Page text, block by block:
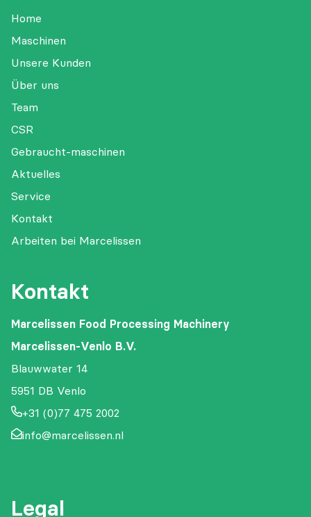
Home
Maschinen
Unsere Kunden
Über uns
Team
CSR
Gebraucht-maschinen
Aktuelles
Service
Kontakt
Arbeiten bei Marcelissen
Kontakt
Marcelissen Food Processing Machinery
Marcelissen-Venlo B.V.
Blauwwater 14
5951 DB Venlo
+31 (0)77 475 2002
info@marcelissen.nl
Legal